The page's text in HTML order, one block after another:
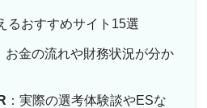
るおすすめサイト15選
お金の流れや財務状況が分か
：実際の選考体験談やESな